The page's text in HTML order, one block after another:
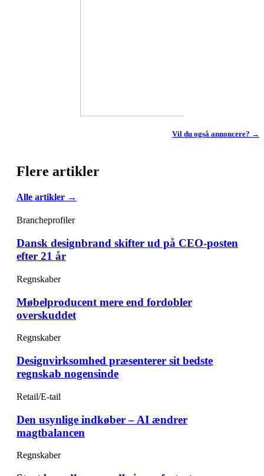
Vil du også annoncere? →
Flere artikler
Alle artikler →
Brancheprofiler
Dansk designbrand skifter ud på CEO-posten
efter 21 år
Regnskaber
Møbelproducent mere end fordobler
overskuddet
Regnskaber
Designvirksomhed præsenterer sit bedste
regnskab nogensinde
Retail/E-tail
Den usynlige indkøber – AI ændrer
magtbalancen
Regnskaber